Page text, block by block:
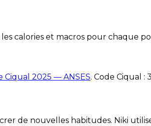
calories et macros pour chaque
Ciqual 2025 — ANSES. Code Ciqual :
de nouvelles habitudes. Niki